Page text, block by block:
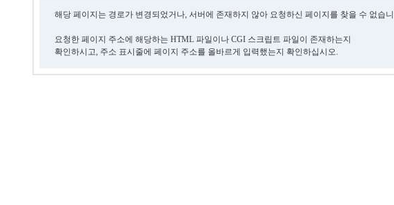
해당 페이지는 경로가 변경되었거나, 서버에 존재하지 않아 요청하신 페이지를 찾을 수 없습
요청한 페이지 주소에 해당하는 HTML 파일이나 CGI 스크립트 파일이 존재하는지
확인하시고, 주소 표시줄에 페이지 주소를 올바르게 입력했는지 확인하십시오.